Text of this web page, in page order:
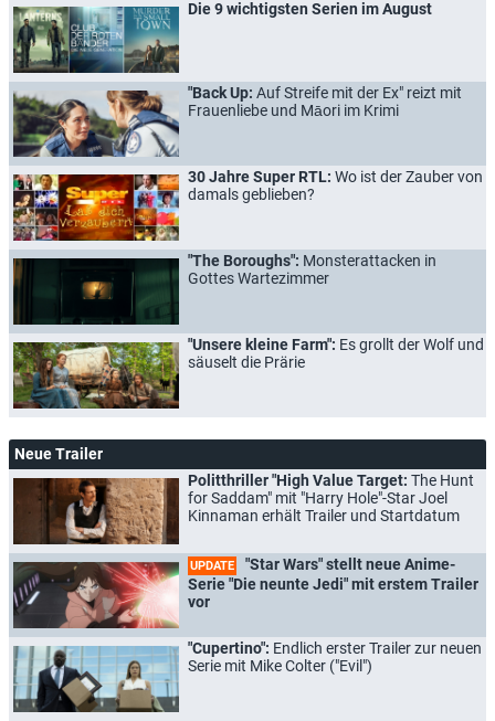
Die 9 wichtigsten Serien im August
"Back Up: Auf Streife mit der Ex" reizt mit
Frauenliebe und Māori im Krimi
30 Jahre Super RTL: Wo ist der Zauber von
damals geblieben?
"The Boroughs": Monsterattacken in
Gottes Wartezimmer
"Unsere kleine Farm": Es grollt der Wolf und
säuselt die Prärie
Neue Trailer
Politthriller "High Value Target: The Hunt
for Saddam" mit "Harry Hole"-Star Joel
Kinnaman erhält Trailer und Startdatum
UPDATE
"Star Wars" stellt neue Anime-
Serie "Die neunte Jedi" mit erstem Trailer
vor
"Cupertino": Endlich erster Trailer zur neuen
Serie mit Mike Colter ("Evil")